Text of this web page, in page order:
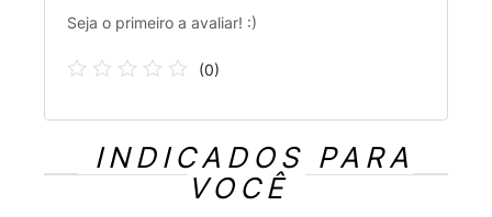
Seja o primeiro a avaliar! :)
(0)
INDICADOS PARA
VOCÊ